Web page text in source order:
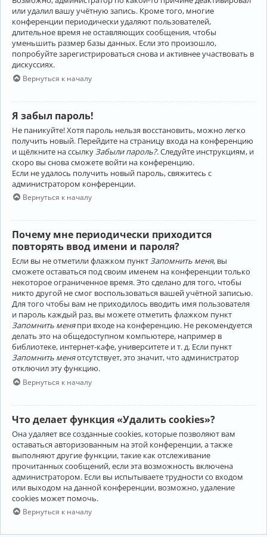
или удалил вашу учётную запись. Кроме того, многие
конференции периодически удаляют пользователей,
длительное время не оставляющих сообщения, чтобы
уменьшить размер базы данных. Если это произошло,
попробуйте зарегистрироваться снова и активнее участвовать в
дискуссиях.
Вернуться к началу
Я забыл пароль!
Не паникуйте! Хотя пароль нельзя восстановить, можно легко
получить новый. Перейдите на страницу входа на конференцию
и щёлкните на ссылку Забыли пароль?. Следуйте инструкциям, и
скоро вы снова сможете войти на конференцию.
Если не удалось получить новый пароль, свяжитесь с
администратором конференции.
Вернуться к началу
Почему мне периодически приходится
повторять ввод имени и пароля?
Если вы не отметили флажком пунктЗапомнить меня, вы
сможете оставаться под своим именем на конференции только
некоторое ограниченное время. Это сделано для того, чтобы
никто другой не смог воспользоваться вашей учётной записью.
Для того чтобы вам не приходилось вводить имя пользователя
и пароль каждый раз, вы можете отметить флажком пункт
Запомнить меняпри входе на конференцию. Не рекомендуется
делать это на общедоступном компьютере, например в
библиотеке, интернет-кафе, университете и т. д. Если пункт
Запомнить меняотсутствует, это значит, что администратор
отключил эту функцию.
Вернуться к началу
Что делает функция «Удалить cookies»?
Она удаляет все созданные cookies, которые позволяют вам
оставаться авторизованным на этой конференции, а также
выполняют другие функции, такие как отслеживание
прочитанных сообщений, если эта возможность включена
администратором. Если вы испытываете трудности со входом
или выходом на данной конференции, возможно, удаление
cookies может помочь.
Вернуться к началу